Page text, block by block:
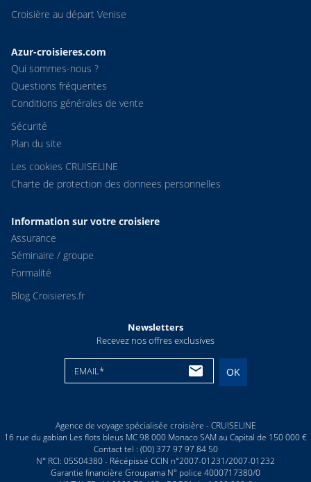
Croisière au départ Venise
Azur-croisieres.com
Qui sommes-nous ?
Questions fréquentes
Conditions générales de vente
Sécurité
Plan du site
Les cookies CRUISELINE
Charte de protection des donnees personnelles
Information sur votre croisiere
Assurance
Séminaire / groupe
Formalité
Blog Croisieres.fr
Newsletters
Recevez nos offres exclusives
EMAIL* OK
Agence de voyage spécialisée croisière - CRUISELINE
16 rue du gabian Les flots bleus MC 98 000 Monaco SAM au Capital de 150 000 €
Contact tel : (00) 377 97 97 84 50
N° RCI: 05S04380 - Récépissé CCIN n°2007-01231/2007-01232
Garantie financière Groupama N° police 4000717380/0